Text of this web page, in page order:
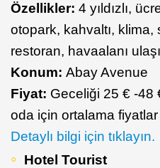
Özellikler: 4 yıldızlı,
otopark, kahvaltı,
restoran, havaalanı
Konum: Abay Avenue
Fiyat: Geceliği 25 € -48
oda için ortalama fiyatlar
Detaylı bilgi için tıklayın.
Hotel Tourist